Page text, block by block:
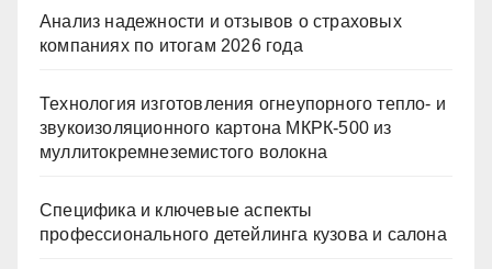
Анализ надежности и отзывов о страховых
компаниях по итогам 2026 года
Технология изготовления огнеупорного тепло- и
звукоизоляционного картона МКРК-500 из
муллитокремнеземистого волокна
Специфика и ключевые аспекты
профессионального детейлинга кузова и салона